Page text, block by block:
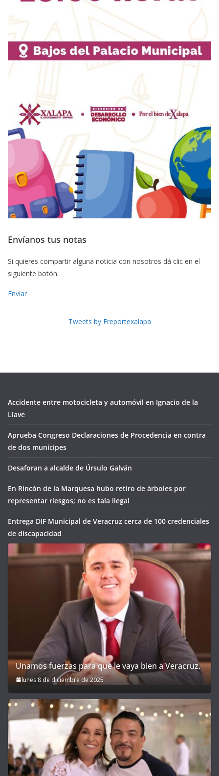
Envíanos tus notas
Si quieres compartir alguna noticia con nosotros dá clic en el
siguiente botón.
Enviar
Tweets by Freportexalapa
Accidente entre motocicleta y automóvil en Ignacio de la
Llave
Aprueba Congreso Declaraciones de Procedencia en contra
de dos munícipes
Desaforan a alcalde de Úrsulo Galván
En Rincón de la Marquesa hubo retiro de árboles por
representar riesgos; no es tala ilegal
Entrega DIF Municipal de Veracruz cerca de 100 credenciales
de discapacidad
Unamos fuerzas para que le vaya bien a Veracruz.
lunes 8 de diciembre de 2025